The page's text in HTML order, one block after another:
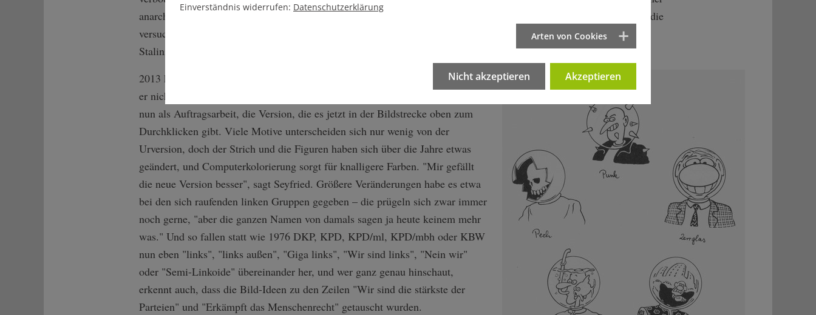
anarchistischen Gruppe, "die gefielen mir am besten", sagt er, "das waren die ersten Leute, denen ich begegnet bin, die
versucht haben, das zu leben, was sie predigen. Die nicht einfach nur Parolen hin und her geworfen haben wie die
Stalinisten oder die Trotzkisten oder die DKPler." Noch heute bezeichnet er sich am ehesten als Anarchisten.
2013 kam dann die Linken-nahe Rosa-Luxemburg-Stiftung auf Seyfried zu, ob
er nicht eine neue Fassung der Internationalen machen könnte. So entstand,
nun als Auftragsarbeit, die Version, die es jetzt in der Bildstrecke oben zum
Durchklicken gibt. Viele Motive unterscheiden sich nur wenig von der
Urversion, doch der Strich und die Figuren haben sich über die Jahre etwas
geändert, und Computerkolorierung sorgt für knalligere Farben. "Mir gefällt
die neue Version besser", sagt Seyfried. Größere Veränderungen habe es etwa
bei den sich raufenden linken Gruppen gegeben – die prügeln sich zwar immer
noch gerne, "aber die ganzen Namen von damals sagen ja heute keinem mehr
was." Und so fallen statt wie 1976 DKP, KPD, KPD/ml, KPD/mbh oder KBW
nun eben "links", "links außen", "Giga links", "Wir sind links", "Nein wir"
oder "Semi-Linkoide" übereinander her, und wer ganz genau hinschaut,
erkennt auch, dass die Bild-Ideen zu den Zeilen "Wir sind die stärkste der
Parteien" und "Erkämpft das Menschenrecht" getauscht wurden.
Einverständnis widerrufen: Datenschutzerklärung
Arten von Cookies
Nicht akzeptieren Akzeptieren